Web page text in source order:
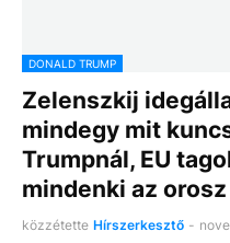
DONALD TRUMP
Zelenszkij
mindegy mit
Trumpnál, EU
mindenki az
közzétette Hírszerkesztő -